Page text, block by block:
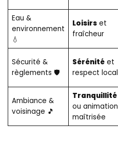
Eau &
environnement
💧
Loisirset
fraîcheur
Sécurité &
règlements 🛡️
Sérénitéet
respect local
Ambiance &
voisinage 🎵
Tranquillité
ou animation
maîtrisée